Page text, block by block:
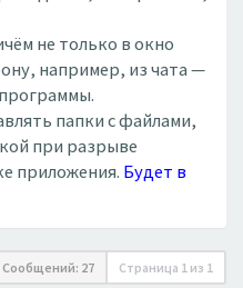
не только в окно
например, из чата —
папки с файлами,
при разрыве
приложения. Будет в
Сообщений: 27 Страница 1 из 1